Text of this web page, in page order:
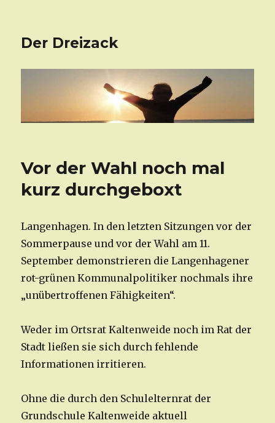
Der Dreizack
Vor der Wahl noch mal
kurz durchgeboxt
Langenhagen. In den letzten Sitzungen vor der
Sommerpause und vor der Wahl am 11.
September demonstrieren die Langenhagener
rot-grünen Kommunalpolitiker nochmals ihre
„unübertroffenen Fähigkeiten“.
Weder im Ortsrat Kaltenweide noch im Rat der
Stadt ließen sie sich durch fehlende
Informationen irritieren.
Ohne die durch den Schulelternrat der
Grundschule Kaltenweide aktuell